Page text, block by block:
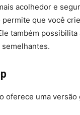
acolhedor e
permite que você
também
oferece uma